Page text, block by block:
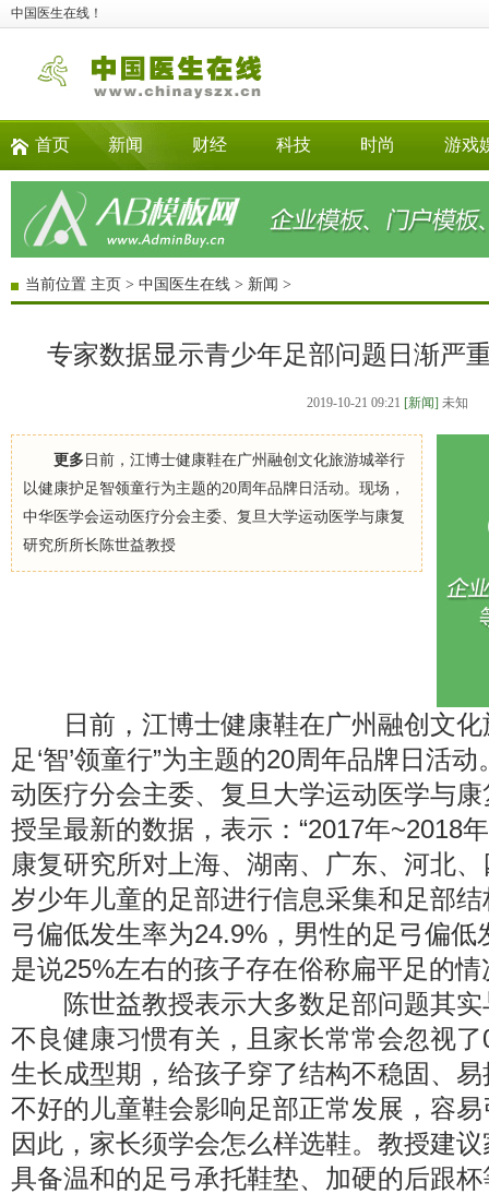
中国医生在线！
首页 新闻 财经 科技 时尚 游戏
当前位置 主页 > 中国医生在线 > 新闻 >
专家数据显示青少年足部问题日渐严
2019-10-21 09:21 [新闻] 未知
更多 日前，江博士健康鞋在广州融创文化旅游城举行
以健康护足智领童行为主题的20周年品牌日活动。现场，
中华医学会运动医疗分会主委、复旦大学运动医学与康复
研究所所长陈世益教授
日前，江博士健康鞋在广州融创文化
足‘智’领童行”为主题的20周年品牌日活
动医疗分会主委、复旦大学运动医学与
授呈最新的数据，表示：“2017年~2018
康复研究所对上海、湖南、广东、河北
岁少年儿童的足部进行信息采集和足部
弓偏低发生率为24.9%，男性的足弓偏低
是说25%左右的孩子存在俗称扁平足的情
陈世益教授表示大多数足部问题其实
不良健康习惯有关，且家长常常会忽视
生长成型期，给孩子穿了结构不稳固、
不好的儿童鞋会影响足部正常发展，容
因此，家长须学会怎么样选鞋。教授建
具备温和的足弓承托鞋垫、加硬的后跟